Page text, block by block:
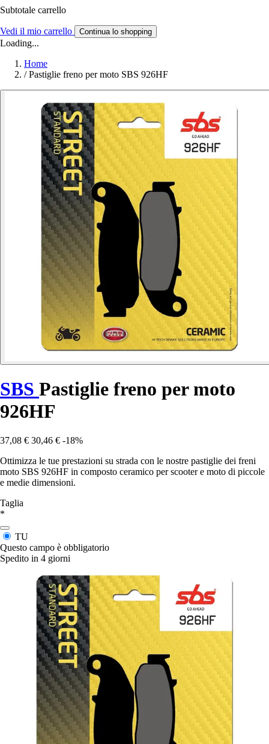
Subtotale carrello
Vedi il mio carrello Continua lo shopping
Loading...
Home
/ Pastiglie freno per moto SBS 926HF
SBS Pastiglie freno per moto
926HF
37,08 € 30,46 € -18%
Ottimizza le tue prestazioni su strada con le nostre pastiglie dei freni
moto SBS 926HF in composto ceramico per scooter e moto di piccole
e medie dimensioni.
Taglia
*
TU
Questo campo è obbligatorio
Spedito in 4 giorni